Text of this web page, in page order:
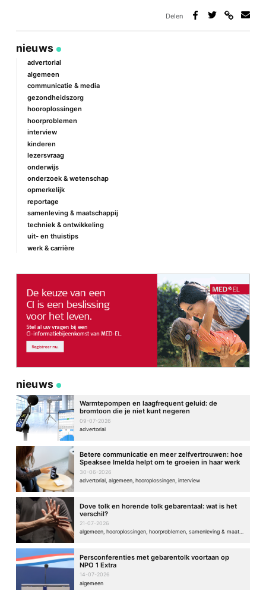
Delen
nieuws
advertorial
algemeen
communicatie & media
gezondheidszorg
hooroplossingen
hoorproblemen
interview
kinderen
lezersvraag
onderwijs
onderzoek & wetenschap
opmerkelijk
reportage
samenleving & maatschappij
techniek & ontwikkeling
uit- en thuistips
werk & carrière
nieuws
Warmtepompen en laagfrequent geluid: de
bromtoon die je niet kunt negeren
09-07-2026
advertorial
Betere communicatie en meer zelfvertrouwen: hoe
Speaksee Imelda helpt om te groeien in haar werk
30-06-2026
advertorial, algemeen, hooroplossingen, interview
Dove tolk en horende tolk gebarentaal: wat is het
verschil?
21-07-2026
algemeen, hooroplossingen, hoorproblemen, samenleving & maatschappij
Persconferenties met gebarentolk voortaan op
NPO 1 Extra
14-07-2026
algemeen